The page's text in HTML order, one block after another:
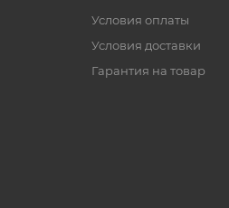
Условия оплаты
Условия доставки
Гарантия на товар